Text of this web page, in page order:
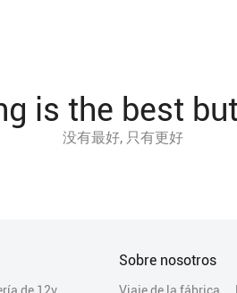
is the best
没有最好, 只有更好
Sobre nosotros